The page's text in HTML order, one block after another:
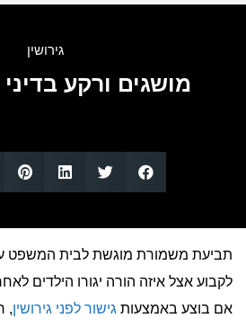
גירושין
מושגים ורקע
תביעת משמורת מוגשת לבית המשפט
לקבוע אצל איזה הורה יגורו הילדים
אם בוצע באמצעות גישור לפני גירושין,